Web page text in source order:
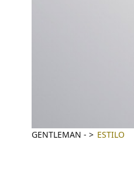
GENTLEMAN - ESTILO